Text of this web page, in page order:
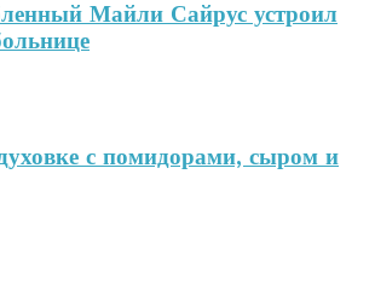
Майли Сайрус устроил
с помидорами, сыром и